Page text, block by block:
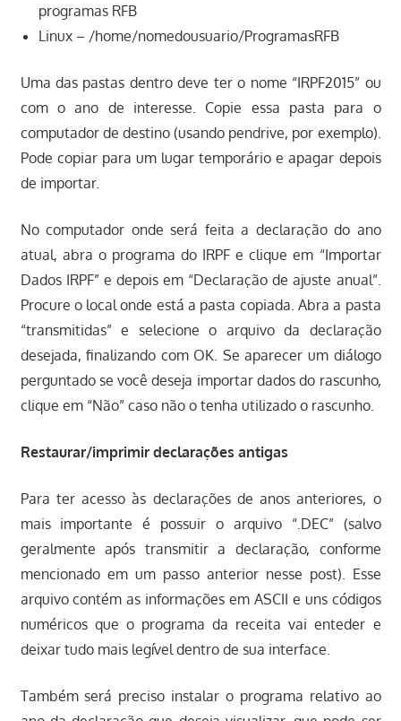
programas RFB
Linux – /home/nomedousuario/ProgramasRFB
Uma das pastas dentro deve ter o nome “IRPF2015” ou
com o ano de interesse. Copie essa pasta para o
computador de destino (usando pendrive, por exemplo).
Pode copiar para um lugar temporário e apagar depois
de importar.
No computador onde será feita a declaração do ano
atual, abra o programa do IRPF e clique em “Importar
Dados IRPF” e depois em “Declaração de ajuste anual”.
Procure o local onde está a pasta copiada. Abra a pasta
“transmitidas” e selecione o arquivo da declaração
desejada, finalizando com OK. Se aparecer um diálogo
perguntado se você deseja importar dados do rascunho,
clique em “Não” caso não o tenha utilizado o rascunho.
Restaurar/imprimir declarações antigas
Para ter acesso às declarações de anos anteriores, o
mais importante é possuir o arquivo “.DEC” (salvo
geralmente após transmitir a declaração, conforme
mencionado em um passo anterior nesse post). Esse
arquivo contém as informações em ASCII e uns códigos
numéricos que o programa da receita vai enteder e
deixar tudo mais legível dentro de sua interface.
Também será preciso instalar o programa relativo ao